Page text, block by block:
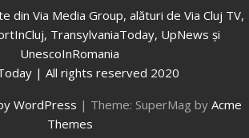
din Via Media Group, alături de Via Cluj TV,
TransylvaniaToday, UpNews și
UnescoInRomania
| All rights reserved 2020
WordPress | Theme: SuperMag by Acme
Themes